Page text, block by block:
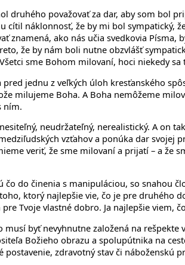
považovať za dar, aby som bol
náklonnosť, že by mi bol sympatický,
znamená, ako nás učia svedkovia
že by nám boli nutne obzvlášť
sme Bohom milovaní, hoci niekedy
jednu z veľkých úloh kresťanského
milujeme Boha. A Boha nemôžeme
ním.
neudržateľný, nerealistický. A on
vzťahov a ponúka dar svojej
veriť, že sme milovaní a prijatí – a že
do činenia s manipuláciou, so snahou
ktorý najlepšie vie, čo je pre druhého
Tvoje vlastné dobro. Ja najlepšie viem,
byť nevyhnutne založená na
Božieho obrazu a spolupútnika na
zdravotný stav či náboženskú